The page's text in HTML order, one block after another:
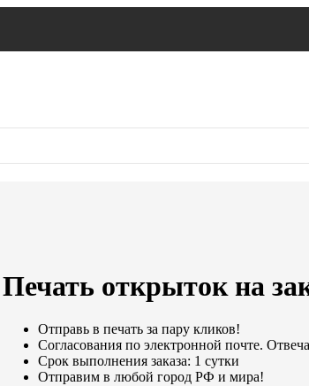
Печать открыток на
Отправь в печать за пару кликов!
Согласования по электронной почте.
Срок выполнения заказа: 1 сутки
Отправим в любой город РФ и мира!